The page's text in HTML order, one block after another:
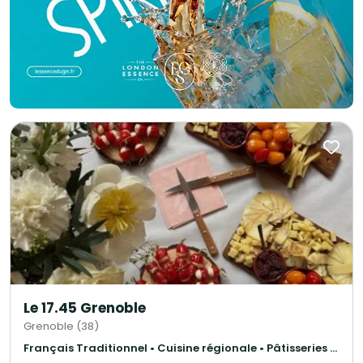
Le 17.45 Grenoble
Grenoble (38)
Français Traditionnel • Cuisine régionale • Pâtisseries et desserts